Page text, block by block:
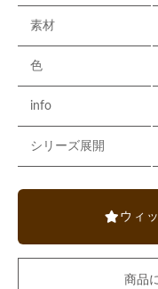
素材
色
info
シリーズ展開
ウィ
商品